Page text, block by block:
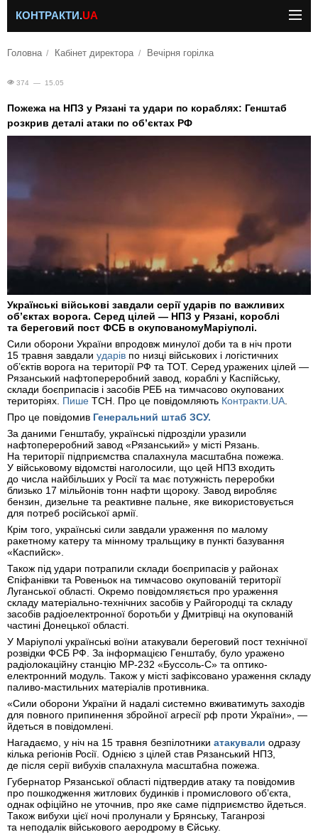
КОНТРАКТИ.UA
Головна Кабінет директора Вечірня горілка
374 — 15.05
Пожежа на НПЗ у Рязані та удари по кораблях: Генштаб
розкрив деталі атаки по об’єктах РФ
Українські військові завдали серії ударів по важливих
об’єктах ворога. Серед цілей — НПЗ у Рязані, короблі
та береговий пост ФСБ в окупованомуМаріуполі.
Сили оборони України впродовж минулої доби та в ніч проти
15 травня завдали ударів по низці військових і логістичних
об’єктів ворога на території РФ та ТОТ. Серед уражених цілей —
Рязанський нафтопереробний завод, кораблі у Каспійську,
склади боєприпасів і засобів РЕБ на тимчасово окупованих
територіях. Пише ТСН. Про це повідомляють Контракти.UA.
Про це повідомив Генеральний штаб ЗСУ.
За даними Генштабу, українські підрозділи уразили
нафтопереробний завод «Рязанський» у місті Рязань.
На території підприємства спалахнула масштабна пожежа.
У військовому відомстві наголосили, що цей НПЗ входить
до числа найбільших у Росії та має потужність переробки
близько 17 мільйонів тонн нафти щороку. Завод виробляє
бензин, дизельне та реактивне пальне, яке використовується
для потреб російської армії.
Крім того, українські сили завдали ураження по малому
ракетному катеру та мінному тральщику в пункті базування
«Каспийск».
Також під удари потрапили склади боєприпасів у районах
Єпіфанівки та Ровеньок на тимчасово окупованій території
Луганської області. Окремо повідомляється про ураження
складу матеріально-технічних засобів у Райгородці та складу
засобів радіоелектронної боротьби у Дмитрівці на окупованій
частині Донецької області.
У Маріуполі українські воїни атакували береговий пост технічної
розвідки ФСБ РФ. За інформацією Генштабу, було уражено
радіолокаційну станцію МР-232 «Буссоль-С» та оптико-
електронний модуль. Також у місті зафіксовано ураження складу
паливо-мастильних матеріалів противника.
«Сили оборони України й надалі системно вживатимуть заходів
для повного припинення збройної агресії рф проти України», —
йдеться в повідомлені.
Нагадаємо, у ніч на 15 травня безпілотники атакували одразу
кілька регіонів Росії. Однією з цілей став Рязанський НПЗ,
де після серії вибухів спалахнула масштабна пожежа.
Губернатор Рязанської області підтвердив атаку та повідомив
про пошкодження житлових будинків і промислового об’єкта,
однак офіційно не уточнив, про яке саме підприємство йдеться.
Також вибухи цієї ночі пролунали у Брянську, Таганрозі
та неподалік військового аеродрому в Єйську.